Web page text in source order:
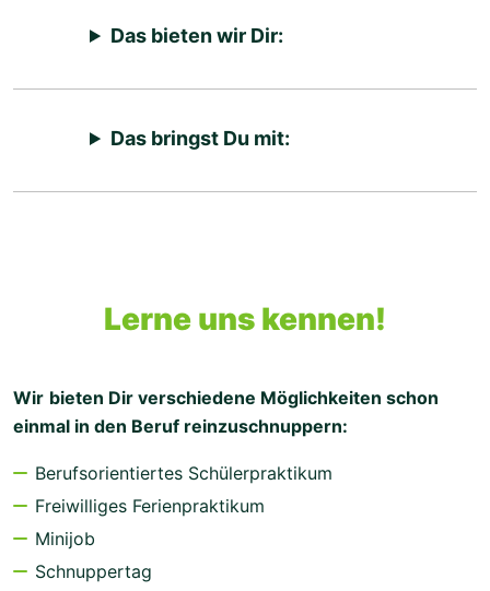
Das bieten wir Dir:
Das bringst Du mit:
Lerne uns kennen!
Wir bieten Dir verschiedene Möglichkeiten schon
einmal in den Beruf reinzuschnuppern:
Berufsorientiertes Schülerpraktikum
Freiwilliges Ferienpraktikum
Minijob
Schnuppertag